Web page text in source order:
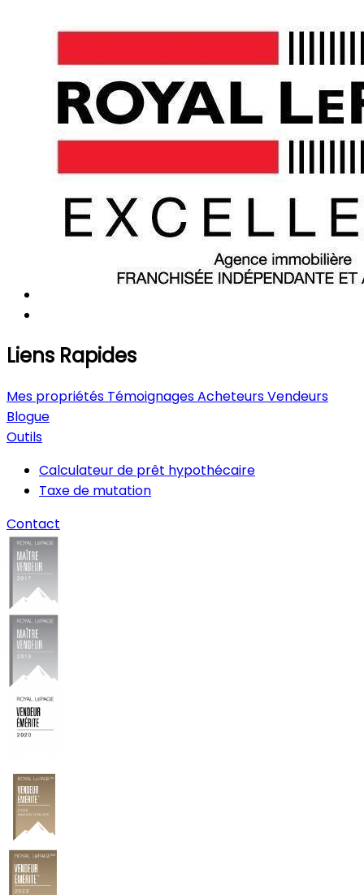
Liens Rapides
Mes propriétés TémoignagesAcheteursVendeurs
Blogue
Outils
Calculateur de prêt hypothécaire
Taxe de mutation
Contact